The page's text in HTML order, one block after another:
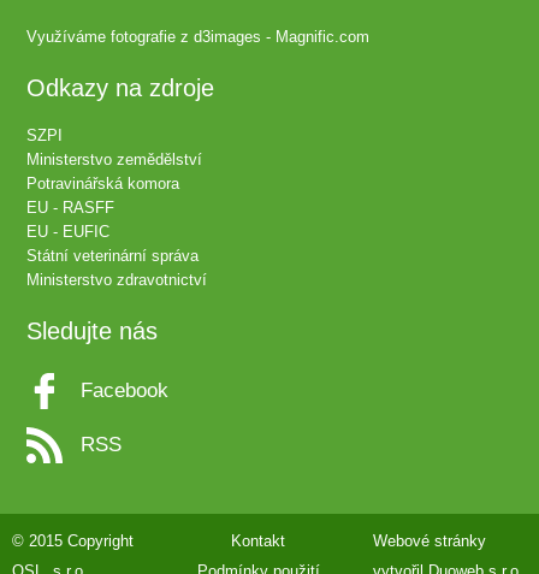
Využíváme fotografie zd3images - Magnific.com
Odkazy na zdroje
SZPI
Ministerstvo zemědělství
Potravinářská komora
EU - RASFF
EU - EUFIC
Státní veterinární správa
Ministerstvo zdravotnictví
Sledujte nás
Facebook
RSS
© 2015 Copyright
Kontakt
Webové stránky